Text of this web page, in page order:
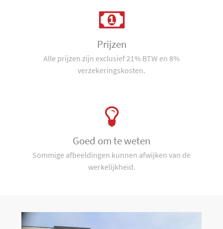
Prijzen
Alle prijzen zijn exclusief 21% BTW en 8%
verzekeringskosten.
Goed om te weten
Sommige afbeeldingen kunnen afwijken van de
werkelijkheid.